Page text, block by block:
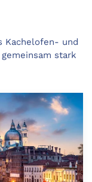
Kachelofen- und
stark